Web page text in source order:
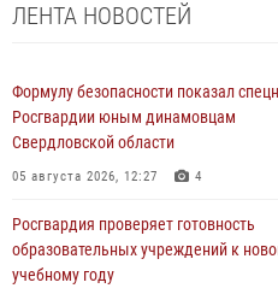
ЛЕНТА НОВОСТЕЙ
Формулу безопасности показал
Росгвардии юным динамовцам
Свердловской области
05 августа 2026, 12:27 4
Росгвардия проверяет готовность
образовательных учреждений к
учебному году